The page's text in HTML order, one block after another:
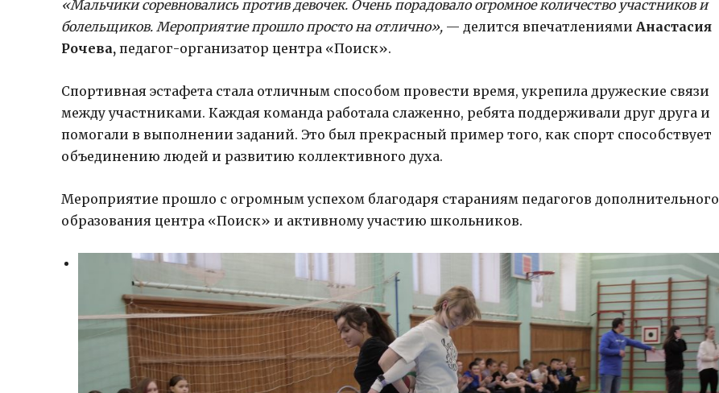
«Мальчики соревновались против девочек. Очень порадовало огромное количество участников и
болельщиков. Мероприятие прошло просто на отлично», — делится впечатлениями Анастасия
Рочева, педагог-организатор центра «Поиск».
Спортивная эстафета стала отличным способом провести время, укрепила дружеские связи
между участниками. Каждая команда работала слаженно, ребята поддерживали друг друга и
помогали в выполнении заданий. Это был прекрасный пример того, как спорт способствует
объединению людей и развитию коллективного духа.
Мероприятие прошло с огромным успехом благодаря стараниям педагогов дополнительного
образования центра «Поиск» и активному участию школьников.